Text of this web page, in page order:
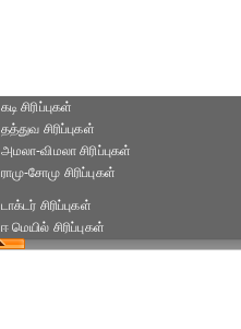
கடி சிரிப்புகள்
தத்துவ சிரிப்புகள்
அமலா-விமலா சிரிப்புகள்
ராமு-சோமு சிரிப்புகள்
டாக்டர் சிரிப்புகள்
ஈ மெயில் சிரிப்புகள்